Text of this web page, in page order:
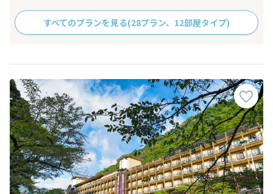
すべてのプランを見る(28プラン、12部屋タイプ)